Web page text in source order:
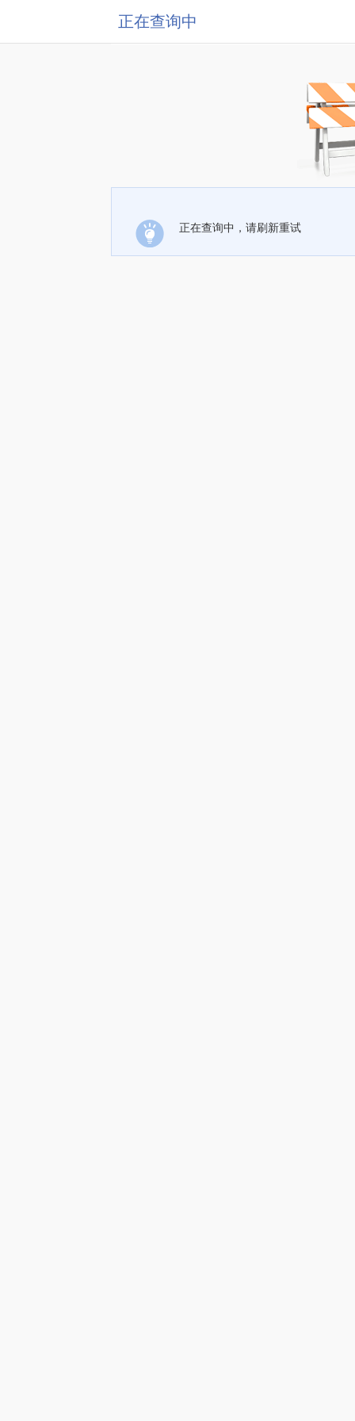
正在查询中
正在查询中，请刷新重试